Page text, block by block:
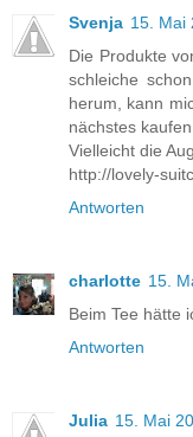
Svenja 15. Mai
Die Produkte
schleiche
herum, kann
nächstes kaufen
Vielleicht die
http://lovely-
Antworten
charlotte 15.
Beim Tee hätte
Antworten
Julia 15. Mai